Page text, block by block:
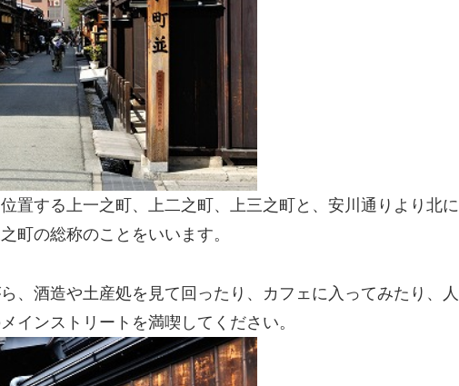
置する上一之町、上二之町、上三之町と、安川通りより北に
町の総称のことをいいます。
、酒造や土産処を見て回ったり、カフェに入ってみたり、人
インストリートを満喫してください。